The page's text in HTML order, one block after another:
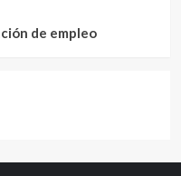
de empleo